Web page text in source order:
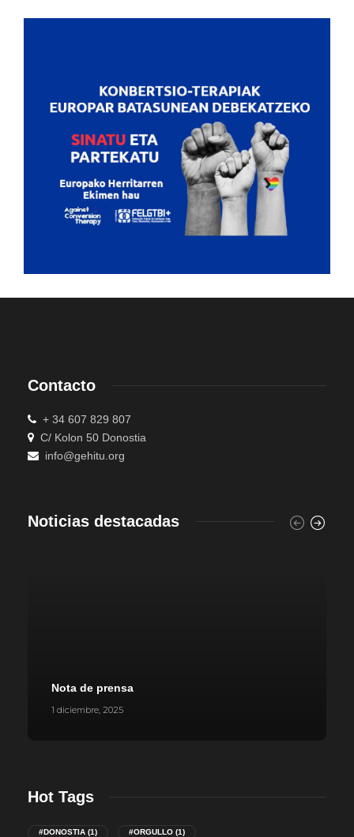
Contacto
+ 34 607 829 807
C/ Kolon 50 Donostia
info@gehitu.org
Noticias destacadas
Nota de prensa
1 diciembre, 2025
Hot Tags
#DONOSTIA (1) #ORGULLO (1)